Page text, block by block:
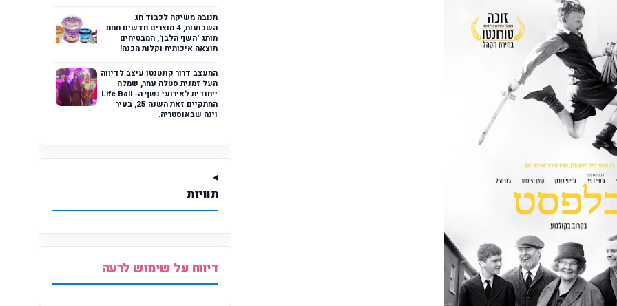
תנובה משיקה לכבוד חג
השבועות, 4 מוצרים חדשים תחת
מותג 'השף הלבן', המבטיחים
תוצאה איכותית וקלות הכנה!
המעצב דרור קונטנטו עיצב לדיווה
העל זמנית סטלה עמר, שמלה
ייחודית לאירועי נשף ה- Life Ball
המתקיים זאת השנה 25, בעיר
וינה שבאוסטריה.
תוויות
דיווח על שימוש לרעה